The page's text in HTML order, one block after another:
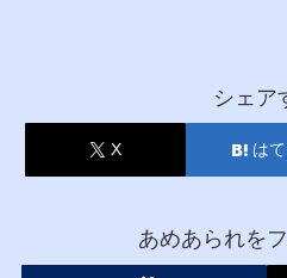
シェア
X は
あめあられを